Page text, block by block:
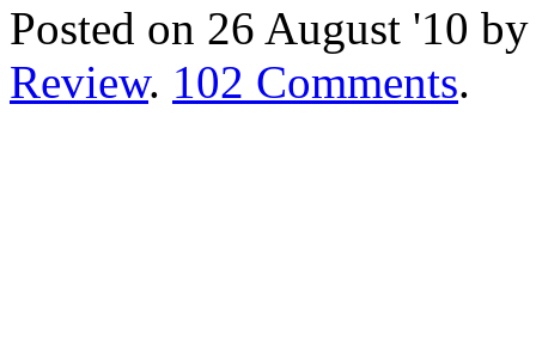
Posted on 26 August '10
Review. 102 Comments.